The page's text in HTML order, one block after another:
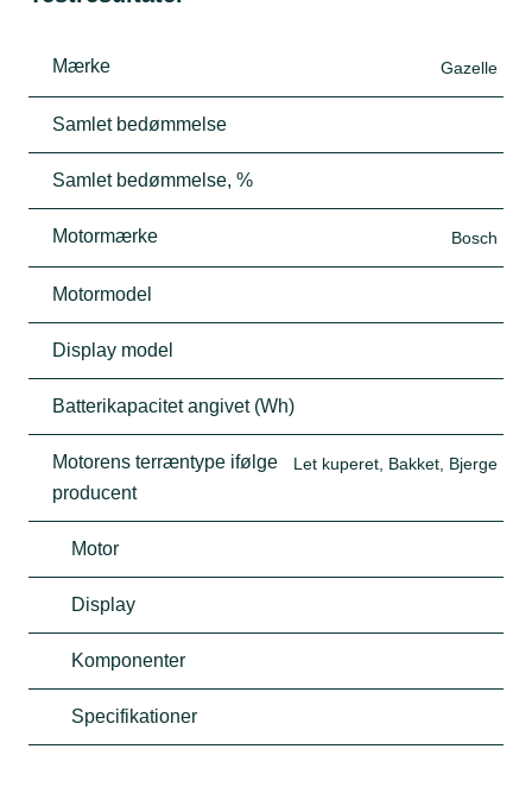
Mærke Gazelle
Samlet bedømmelse
Samlet bedømmelse, %
Motormærke Bosch
Motormodel
Display model
Batterikapacitet angivet (Wh)
Motorens terræntype ifølge
producent
Let kuperet, Bakket, Bjerge
Motor
Display
Komponenter
Specifikationer